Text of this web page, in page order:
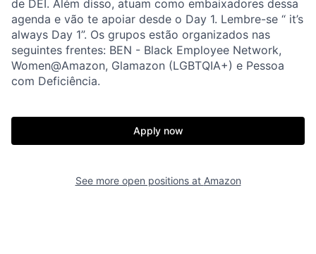
de DEI. Além disso, atuam como embaixadores dessa
agenda e vão te apoiar desde o Day 1. Lembre-se “ it’s
always Day 1”. Os grupos estão organizados nas
seguintes frentes: BEN - Black Employee Network,
Women@Amazon, Glamazon (LGBTQIA+) e Pessoa
com Deficiência.
Apply now
See more open positions at Amazon